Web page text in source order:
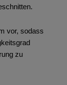
vor, sodass
zu